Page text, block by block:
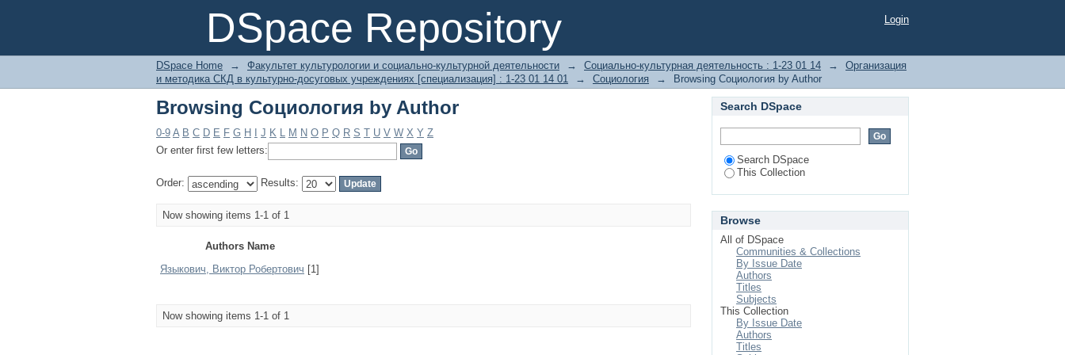
DSpace Repository
Browsing Социология by Author Login
DSpace Home → Факультет культурологии и социально-культурной деятельности → Социально-культурная деятельность : 1-23 01 14 →
Организация
и методика СКД в культурно-досуговых учреждениях [специализация] : 1-23 01 14 01
→ Социология → Browsing Социология by Author
Browsing Социология by Author
0-9 A B C D E F G H J K L M N O P Q R S T U V W X Y Z
Or enter first few letters:
Order: Results:
Now showing items 1-1 of 1
Authors Name
Языкович, Виктор Робертович [1]
Now showing items 1-1 of 1
Search DSpace
Search DSpace
This Collection
Browse
All of DSpace
Communities & Collections
By Issue Date
Authors
Titles
Subjects
This Collection
By Issue Date
Authors
Titles